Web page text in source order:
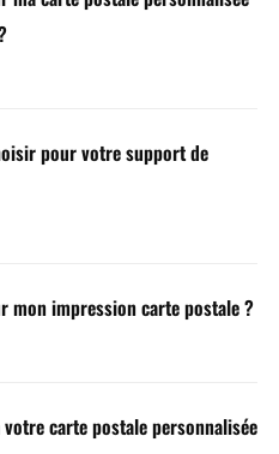
pour votre support de
mon impression carte postale ?
carte postale personnalisée